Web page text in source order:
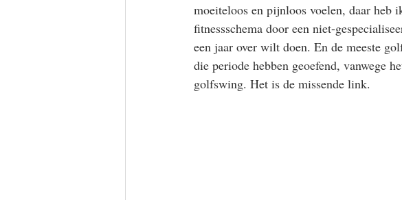
moeiteloos en pijnloos voelen, daar heb
fitnessschema door een niet-
een jaar over wilt doen. En de meeste
die periode hebben geoefend, vanwege
golfswing. Het is de missende link.